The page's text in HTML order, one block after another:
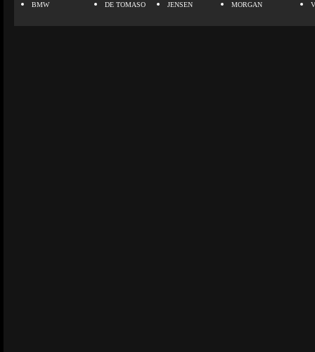
BMW
DE TOMASO
JENSEN
MORGAN